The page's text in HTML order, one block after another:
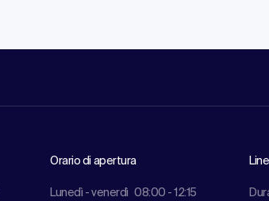
Orario di apertura
Lunedì - venerdì 08:00 - 12:15